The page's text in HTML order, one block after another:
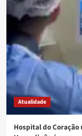
Atualidade
Hospital do